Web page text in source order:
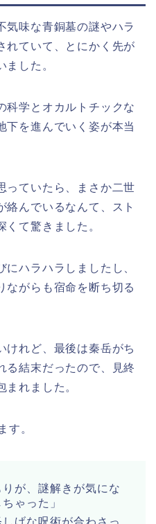
気味な青銅墓の謎やハラ
れていて、とにかく先が
した。
科学とオカルトチックな
下を進んでいく姿が本当
っていたら、まさか二世
絡んでいるなんて、スト
て驚きました。
ハラハラしましたし、
ながらも宿命を断ち切る
けれど、最後は秦岳がち
る結末だったので、見終
まれました。
す。
りが、謎解きが気にな
ゃった」
しげな呪術が合わさっ